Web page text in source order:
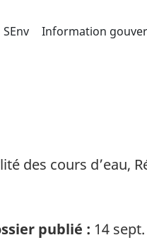
SEnv Information
des cours d’eau,
publié : 14